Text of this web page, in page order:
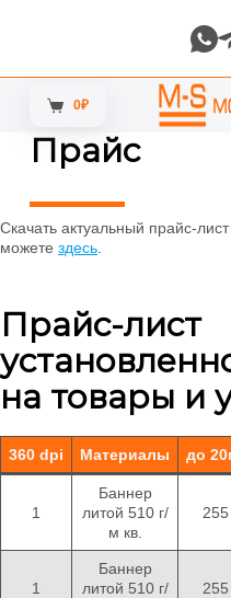
е
и
Корзина
0₽
Прайс
Скачать актуальный прайс-
можете здесь
Прайс-лист
на товары и
360 dpi Материалы до
1
Баннер
литой 510 г/
м кв.
255
1
Баннер
литой 510 г/
255